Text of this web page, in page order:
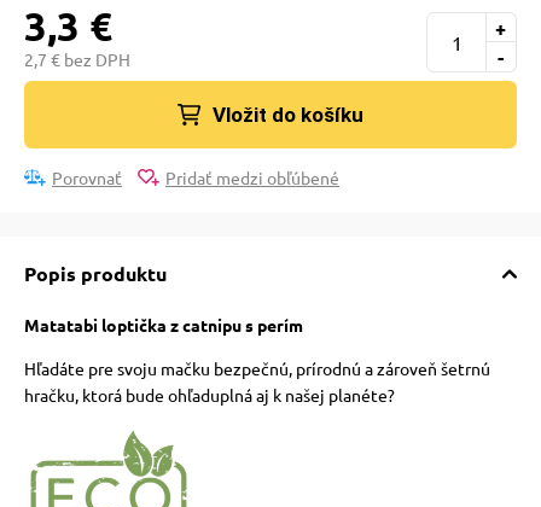
so psom
poukazy
3,3 €
2,7 € bez DPH -
+
Vložit do košíku
Porovnať Pridať medzi obľúbené
Popis produktu
Matatabi loptička z catnipu s perím
Hľadáte pre svoju mačku bezpečnú, prírodnú a zároveň šetrnú
hračku, ktorá bude ohľaduplná aj k našej planéte?